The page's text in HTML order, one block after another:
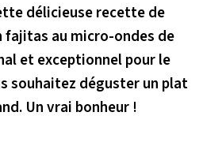
délicieuse recette de
au micro-ondes de
et exceptionnel pour le
souhaitez déguster un plat
Un vrai bonheur !